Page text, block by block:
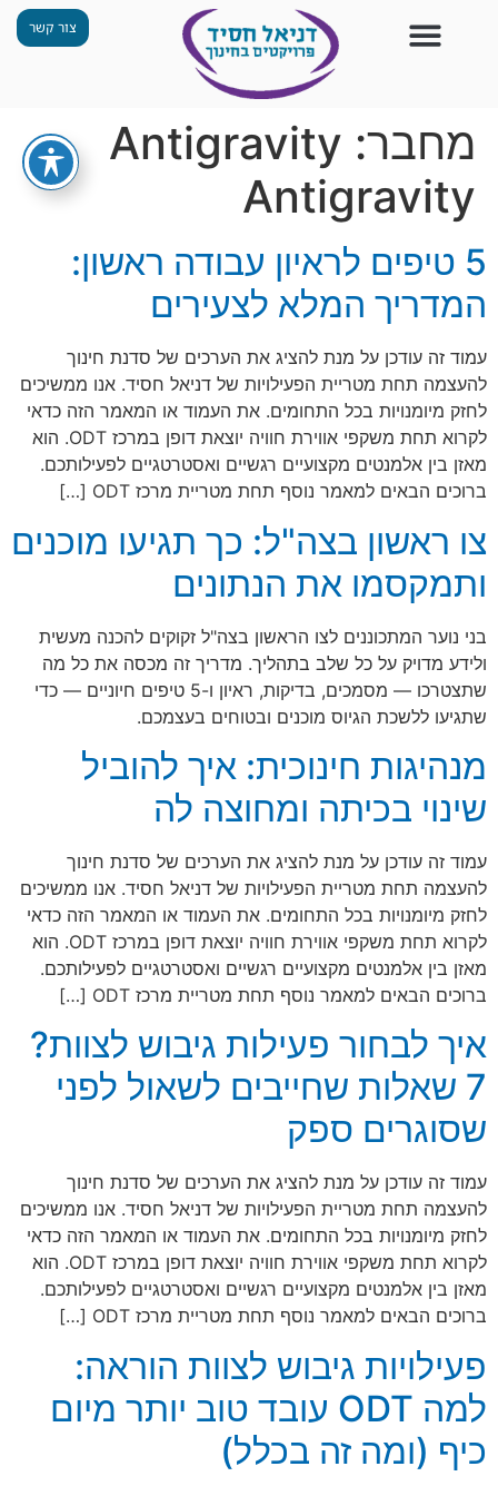
צור קשר
מחבר: Antigravity
Antigravity
5 טיפים לראיון עבודה ראשון:
המדריך המלא לצעירים
עמוד זה עודכן על מנת להציג את הערכים של סדנת חינוך
להעצמה תחת מטריית הפעילויות של דניאל חסיד. אנו ממשיכים
לחזק מיומנויות בכל התחומים. את העמוד או המאמר הזה כדאי
לקרוא תחת משקפי אווירת חוויה יוצאת דופן במרכז ODT. הוא
מאזן בין אלמנטים מקצועיים רגשיים ואסטרטגיים לפעילותכם.
ברוכים הבאים למאמר נוסף תחת מטריית מרכז ODT […]
צו ראשון בצה"ל: כך תגיעו מוכנים
ותמקסמו את הנתונים
בני נוער המתכוננים לצו הראשון בצה"ל זקוקים להכנה מעשית
ולידע מדויק על כל שלב בתהליך. מדריך זה מכסה את כל מה
שתצטרכו — מסמכים, בדיקות, ראיון ו-5 טיפים חיוניים — כדי
שתגיעו ללשכת הגיוס מוכנים ובטוחים בעצמכם.
מנהיגות חינוכית: איך להוביל
שינוי בכיתה ומחוצה לה
עמוד זה עודכן על מנת להציג את הערכים של סדנת חינוך
להעצמה תחת מטריית הפעילויות של דניאל חסיד. אנו ממשיכים
לחזק מיומנויות בכל התחומים. את העמוד או המאמר הזה כדאי
לקרוא תחת משקפי אווירת חוויה יוצאת דופן במרכז ODT. הוא
מאזן בין אלמנטים מקצועיים רגשיים ואסטרטגיים לפעילותכם.
ברוכים הבאים למאמר נוסף תחת מטריית מרכז ODT […]
איך לבחור פעילות גיבוש לצוות?
7 שאלות שחייבים לשאול לפני
שסוגרים ספק
עמוד זה עודכן על מנת להציג את הערכים של סדנת חינוך
להעצמה תחת מטריית הפעילויות של דניאל חסיד. אנו ממשיכים
לחזק מיומנויות בכל התחומים. את העמוד או המאמר הזה כדאי
לקרוא תחת משקפי אווירת חוויה יוצאת דופן במרכז ODT. הוא
מאזן בין אלמנטים מקצועיים רגשיים ואסטרטגיים לפעילותכם.
ברוכים הבאים למאמר נוסף תחת מטריית מרכז ODT […]
פעילויות גיבוש לצוות הוראה:
למה ODT עובד טוב יותר מיום
כיף (ומה זה בכלל)